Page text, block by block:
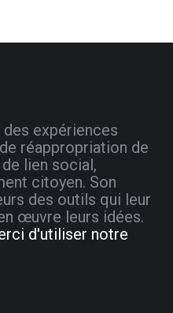
des expériences
réappropriation de
lien social,
citoyen. Son
des outils qui leur
œuvre leurs idées.
d'utiliser notre